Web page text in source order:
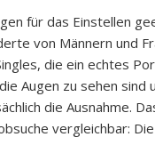
für das Einstellen
von Männern und
die ein echtes
Augen zu sehen sind
die Ausnahme.
vergleichbar: